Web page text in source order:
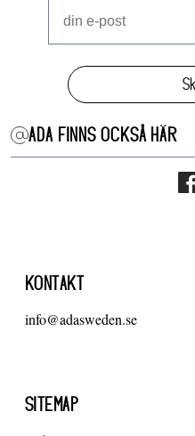
ADA FINNS OCKSÅ HÄR
KONTAKT
info@adasweden.se
SITEMAP